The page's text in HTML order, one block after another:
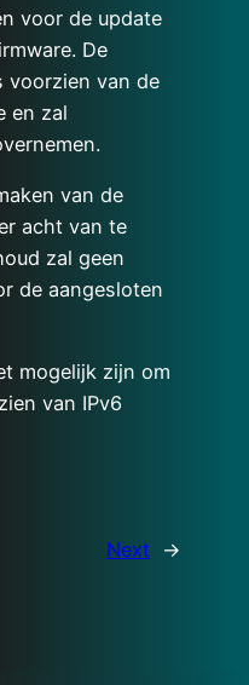
voor de update
De
voorzien van de
en zal
van de
acht van te
zal geen
de aangesloten
mogelijk zijn om
van IPv6
Next
→